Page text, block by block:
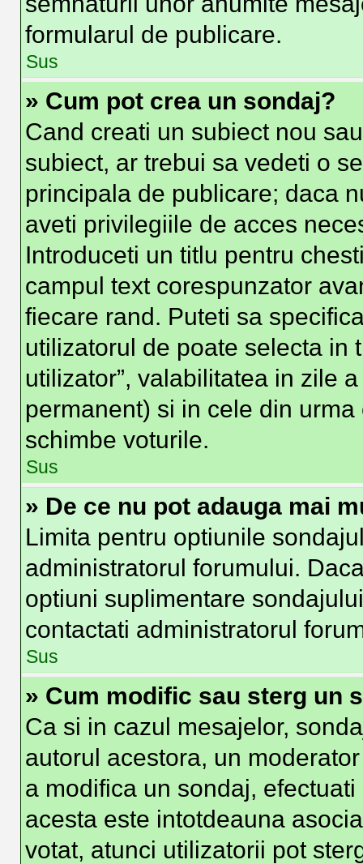
formularul de publicare.
Sus
» Cum pot crea un sondaj?
Cand creati un subiect nou
subiect, ar trebui sa vedeti o
principala de publicare; daca
aveti privilegiile de acces
Introduceti un titlu pentru
campul text corespunzator
fiecare rand. Puteti sa
utilizatorul de poate selecta in
utilizator”, valabilitatea in zile
permanent) si in cele din
schimbe voturile.
Sus
» De ce nu pot adauga mai
Limita pentru optiunile
administratorul forumului.
optiuni suplimentare
contactati administratorul
Sus
» Cum modific sau sterg un
Ca si in cazul mesajelor,
autorul acestora, un
a modifica un sondaj,
acesta este intotdeauna
votat, atunci utilizatorii pot